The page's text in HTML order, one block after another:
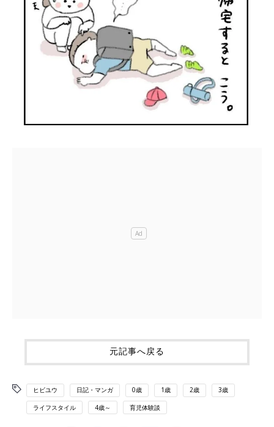
元記事へ戻る
ヒビユウ 日記・マンガ 0歳 1歳 2歳 3歳
ライフスタイル 4歳～ 育児体験談